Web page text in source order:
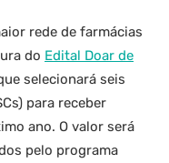
rede de farmácias
do Edital Doar de
selecionará seis
para receber
ano. O valor será
pelo programa